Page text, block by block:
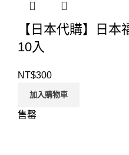
【日本代購】日
10入
NT$300
加入購物車
售罄